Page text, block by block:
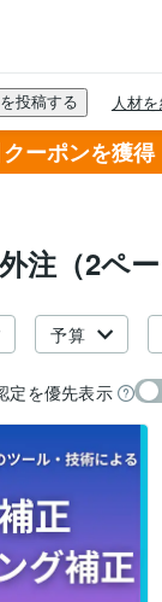
ーポンを獲得
注（2ペー
予算
定を優先表示